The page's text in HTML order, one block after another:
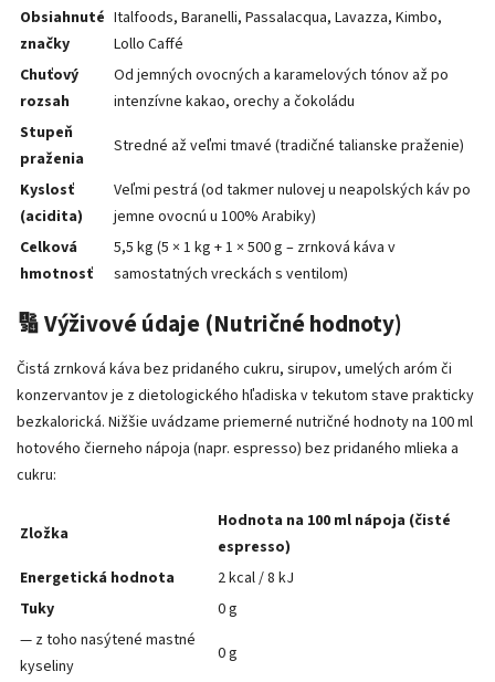
Obsiahnuté
značky
Italfoods, Baranelli, Passalacqua, Lavazza, Kimbo,
Lollo Caffé
Chuťový
rozsah
Od jemných ovocných a karamelových tónov až po
intenzívne kakao, orechy a čokoládu
Stupeň
praženia
Stredné až veľmi tmavé (tradičné talianske praženie)
Kyslosť
(acidita)
Veľmi pestrá (od takmer nulovej u neapolských káv po
jemne ovocnú u 100% Arabiky)
Celková
hmotnosť
5,5 kg (5 × 1 kg + 1 × 500 g – zrnková káva v
samostatných vreckách s ventilom)
🔢 Výživové údaje (Nutričné ​​hodnoty)
Čistá zrnková káva bez pridaného cukru, sirupov, umelých aróm či
konzervantov je z dietologického hľadiska v tekutom stave prakticky
bezkalorická. Nižšie uvádzame priemerné nutričné ​​hodnoty na 100 ml
hotového čierneho nápoja (napr. espresso) bez pridaného mlieka a
cukru:
Zložka
Hodnota na 100 ml nápoja (čisté
espresso)
Energetická hodnota
2 kcal / 8 kJ
Tuky
0 g
— z toho nasýtené mastné
kyseliny
0 g